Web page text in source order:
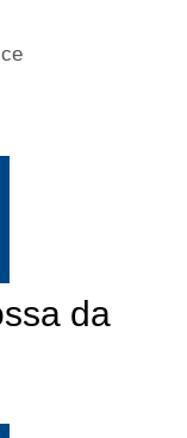
da